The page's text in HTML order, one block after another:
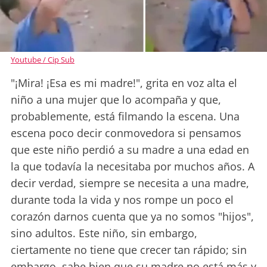
Youtube / Cip Sub
"¡Mira! ¡Esa es mi madre!", grita en voz alta el
niño a una mujer que lo acompaña y que,
probablemente, está filmando la escena. Una
escena poco decir conmovedora si pensamos
que este niño perdió a su madre a una edad en
la que todavía la necesitaba por muchos años. A
decir verdad, siempre se necesita a una madre,
durante toda la vida y nos rompe un poco el
corazón darnos cuenta que ya no somos "hijos",
sino adultos. Este niño, sin embargo,
ciertamente no tiene que crecer tan rápido; sin